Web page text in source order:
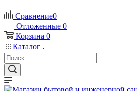
Сравнение0
Отложенные 0
Корзина 0
Каталог